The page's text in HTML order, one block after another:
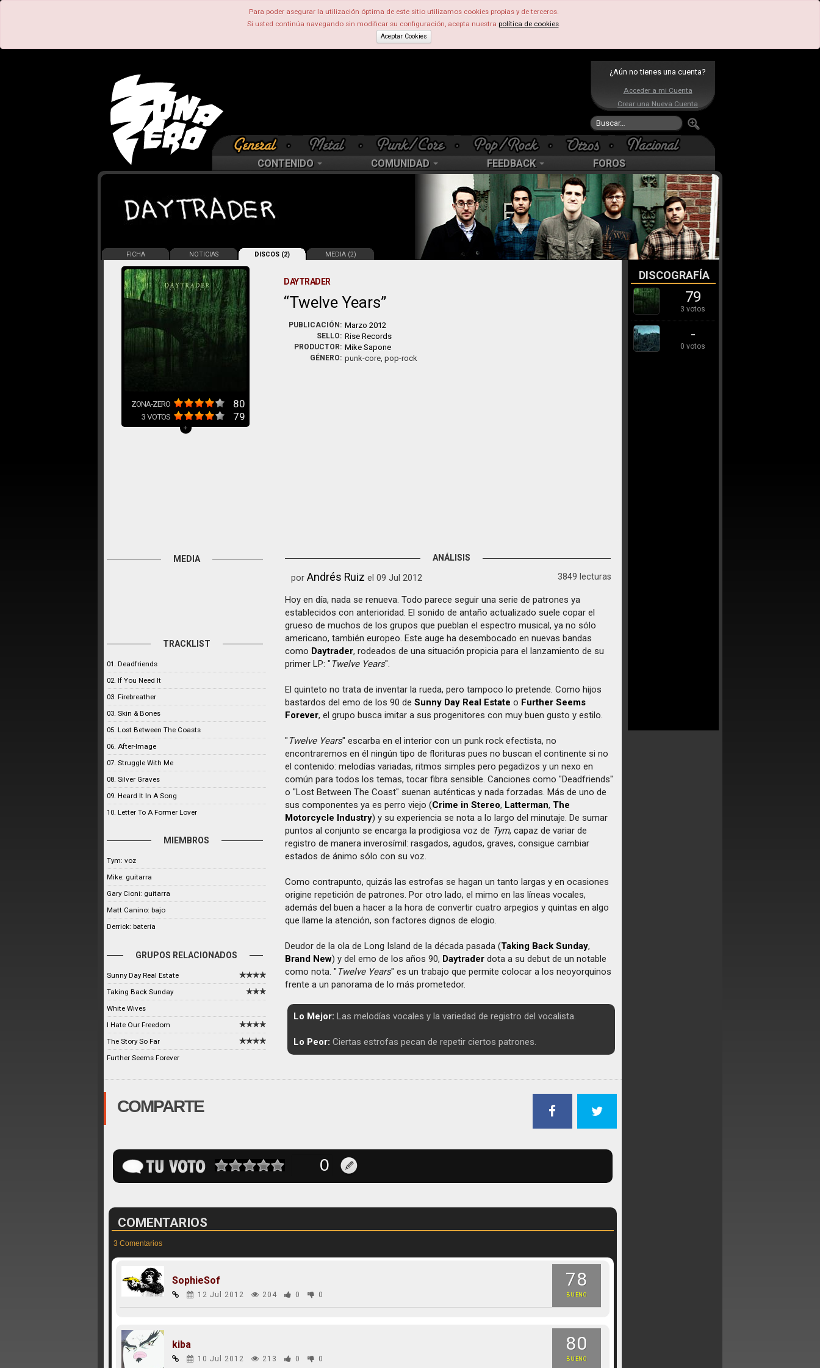
Para poder asegurar la utilización óptima de este sitio utilizamos cookies propias y de terceros.
Si usted continúa navegando sin modificar su configuración, acepta nuestra política de cookies.
Aceptar Cookies
¿Aún no tienes una cuenta?
Acceder a mi Cuenta
Crear una Nueva Cuenta
CONTENIDO COMUNIDAD FEEDBACK FOROS
FICHA NOTICIAS DISCOS (2) MEDIA (2)
ZONA-ZERO 80
3VOTOS 79
+
DAYTRADER
Twelve Years
PUBLICACIÓN: Marzo 2012
SELLO: Rise Records
PRODUCTOR: Mike Sapone
GÉNERO: punk-core, pop-rock
MEDIA
TRACKLIST
01. Deadfriends
02. If You Need It
03. Firebreather
03. Skin & Bones
05. Lost Between The Coasts
06. After-Image
07. Struggle With Me
08. Silver Graves
09. Heard It In A Song
10. Letter To A Former Lover
MIEMBROS
Tym: voz
Mike: guitarra
Gary Cioni: guitarra
Matt Canino: bajo
Derrick: batería
GRUPOS RELACIONADOS
Sunny Day Real Estate
Taking Back Sunday
White Wives
I Hate Our Freedom
The Story So Far
Further Seems Forever
ANÁLISIS
porAndrés Ruiz el 09 Jul 2012 3849 lecturas
Hoy en día, nada se renueva. Todo parece seguir una serie de patrones ya
establecidos con anterioridad. El sonido de antaño actualizado suele copar el
grueso de muchos de los grupos que pueblan el espectro musical, ya no sólo
americano, también europeo. Este auge ha desembocado en nuevas bandas
como Daytrader, rodeados de una situación propicia para el lanzamiento de su
primer LP: " Twelve Years".
El quinteto no trata de inventar la rueda, pero tampoco lo pretende. Como hijos
bastardos del emo de los 90 deSunny Day Real Estate o Further Seems
Forever, el grupo busca imitar a sus progenitores con muy buen gusto y estilo.
" Twelve Years" escarba en el interior con un punk rock efectista, no
encontraremos en él ningún tipo de florituras pues no buscan el continente si no
el contenido: melodías variadas, ritmos simples pero pegadizos y un nexo en
común para todos los temas, tocar fibra sensible. Canciones como "Deadfriends"
o "Lost Between The Coast" suenan auténticas y nada forzadas. Más de uno de
sus componentes ya es perro viejo (Crime in Stereo, Latterman, The
Motorcycle Industry) y su experiencia se nota a lo largo del minutaje. De sumar
puntos al conjunto se encarga la prodigiosa voz de Tym, capaz de variar de
registro de manera inverosímil: rasgados, agudos, graves, consigue cambiar
estados de ánimo sólo con su voz.
Como contrapunto, quizás las estrofas se hagan un tanto largas y en ocasiones
origine repetición de patrones. Por otro lado, el mimo en las líneas vocales,
además del buen a hacer a la hora de convertir cuatro arpegios y quintas en algo
que llame la atención, son factores dignos de elogio.
Deudor de la ola de Long Island de la década pasada (Taking Back Sunday,
Brand New) y del emo de los años 90, Daytrader dota a su debut de un notable
como nota. " Twelve Years" es un trabajo que permite colocar a los neoyorquinos
frente a un panorama de lo más prometedor.
Lo Mejor: Las melodías vocales y la variedad de registro del vocalista.
Lo Peor: Ciertas estrofas pecan de repetir ciertos patrones.
COMPARTE
COMENTARIOS
3 Comentarios
78
BUENO
SophieSof
12 Jul 2012 204 0 0
80
BUENO
kiba
10 Jul 2012 213 0 0
DISCOGRAFÍA
79
3 votos
-
0 votos